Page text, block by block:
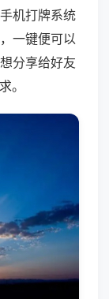
机打牌系统
一键便可以
分享给好友
。